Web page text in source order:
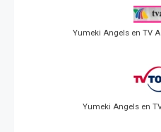
Yumeki Angels en TV
Yumeki Angels en